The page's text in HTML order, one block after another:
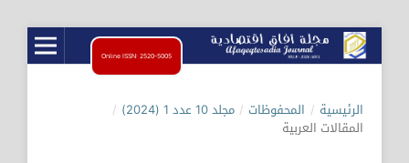
Online ISSN: 2520-5005
الرئيسية / المحفوظات / مجلد 10 عدد 1 (2024)
/
المقالات العربية